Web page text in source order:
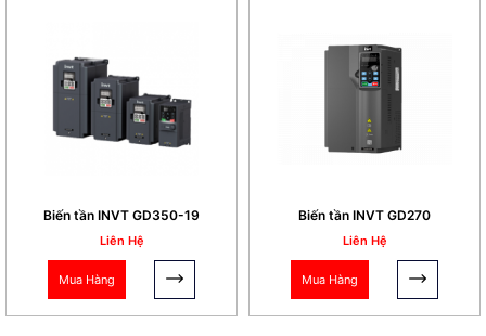
Email: info@gptek.vn
Website: https://batiea.com/
Biến tần INVT GD350-19
Liên Hệ
Mua Hàng
Biến tần INVT GD270
Liên Hệ
Mua Hàng